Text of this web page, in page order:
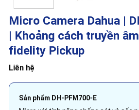
Micro Camera Dahua |
| Khoảng cách truyền
fidelity Pickup
Liên hệ
Sản phẩm DH-PFM700-E